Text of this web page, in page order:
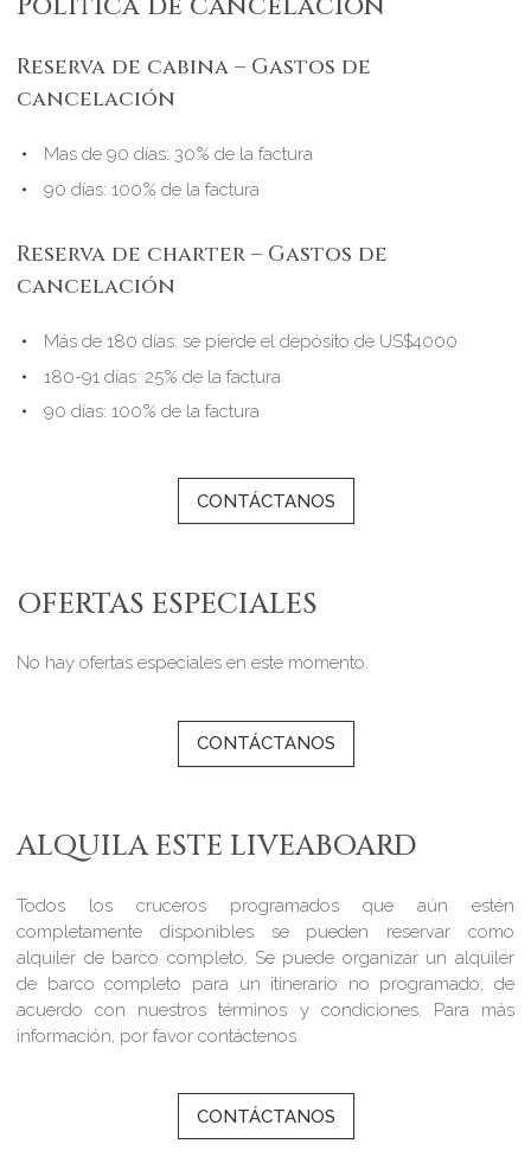
Reserva de cabina – Gastos de
cancelación
Mas de 90 días: 30% de la factura
90 días: 100% de la factura
Reserva de charter – Gastos de
cancelación
Más de 180 días: se pierde el depósito de US$4000
180-91 días: 25% de la factura
90 días: 100% de la factura
CONTÁCTANOS
OFERTAS ESPECIALES
No hay ofertas especiales en este momento.
CONTÁCTANOS
ALQUILA ESTE LIVEABOARD
Todos los cruceros programados que aún estén
completamente disponibles se pueden reservar como
alquiler de barco completo. Se puede organizar un alquiler
de barco completo para un itinerario no programado, de
acuerdo con nuestros términos y condiciones. Para más
información, por favor contáctenos
CONTÁCTANOS